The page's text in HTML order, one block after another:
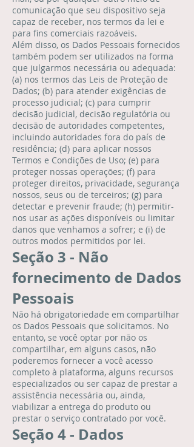
comunicação que seu dispositivo seja
capaz de receber, nos termos da lei e
para fins comerciais razoáveis.
Além disso, os Dados Pessoais fornecidos
também podem ser utilizados na forma
que julgarmos necessária ou adequada:
(a) nos termos das Leis de Proteção de
Dados; (b) para atender exigências de
processo judicial; (c) para cumprir
decisão judicial, decisão regulatória ou
decisão de autoridades competentes,
incluindo autoridades fora do país de
residência; (d) para aplicar nossos
Termos e Condições de Uso; (e) para
proteger nossas operações; (f) para
proteger direitos, privacidade, segurança
nossos, seus ou de terceiros; (g) para
detectar e prevenir fraude; (h) permitir-
nos usar as ações disponíveis ou limitar
danos que venhamos a sofrer; e (i) de
outros modos permitidos por lei.
Seção 3 - Não
fornecimento de Dados
Pessoais
Não há obrigatoriedade em compartilhar
os Dados Pessoais que solicitamos. No
entanto, se você optar por não os
compartilhar, em alguns casos, não
poderemos fornecer a você acesso
completo à plataforma, alguns recursos
especializados ou ser capaz de prestar a
assistência necessária ou, ainda,
viabilizar a entrega do produto ou
prestar o serviço contratado por você.
Seção 4 - Dados